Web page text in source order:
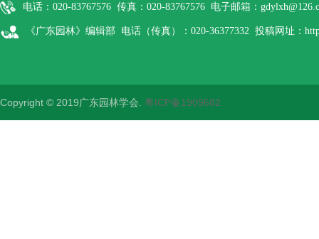
电话：020-83767576 传真：020-83767576 电子邮箱：
《广东园林》编辑部 电话（传真）：020-36377332 投稿网址：
Copyright © 2019广东园林学会. 粤ICP备1909682